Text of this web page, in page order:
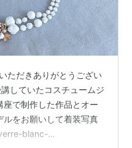
ただきありがとうござい
していたコスチュームジ
座で制作した作品とオー
ルをお願いして着装写真
blanc-